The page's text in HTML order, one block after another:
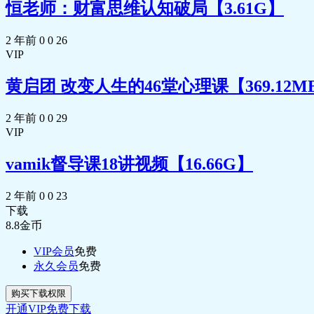
恒老师：财富思维认知破局【3.61G】
2 年前 0 0 26
VIP
黄启团 改变人生的46堂心理课【
2 年前 0 0 29
VIP
vamik督导课18讲视频【16.66G】
2 年前 0 0 23
下载
8.8金币
VIP会员免费
永久会员免费
购买下载权限
开通VIP免费下载